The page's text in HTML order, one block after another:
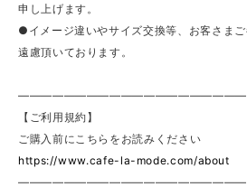
申し上げます。
●イメージ違いやサイズ交換等、お客さま
遠慮頂いております。
————————————————————
【ご利用規約】
ご購入前にこちらをお読みください
https://www.cafe-la-mode.com/about
————————————————————